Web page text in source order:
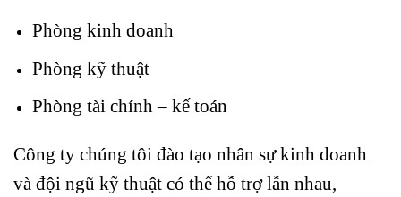
Phòng kinh doanh
Phòng kỹ thuật
Phòng tài chính – kế toán
Công ty chúng tôi đào tạo nhân sự kinh doanh
và đội ngũ kỹ thuật có thể hỗ trợ lẫn nhau,